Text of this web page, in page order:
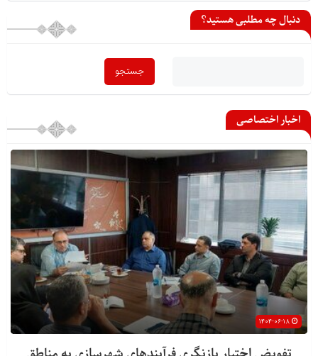
دنبال چه مطلبی هستید؟
اخبار اختصاصی